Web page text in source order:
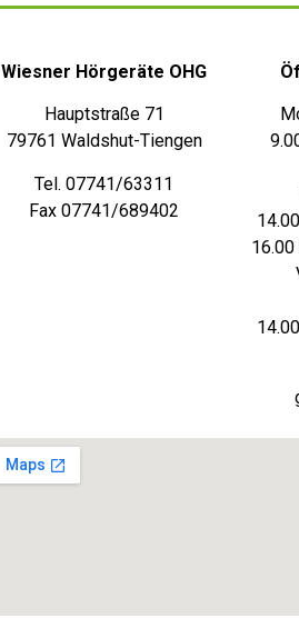
Wiesner Hörgeräte OHG
Hauptstraße 71
79761 Waldshut-Tiengen
Tel. 07741/63311
Fax 07741/689402
9.00
16.00